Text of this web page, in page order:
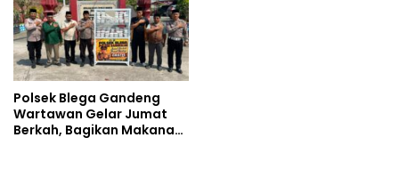
Polsek Blega Gandeng
Wartawan Gelar Jumat
Berkah, Bagikan Makanan